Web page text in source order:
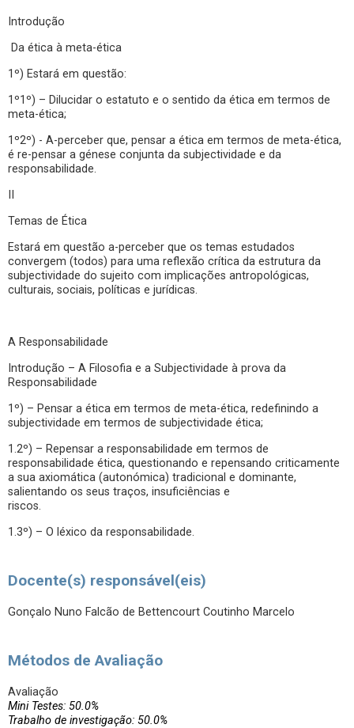
Introdução
Da ética à meta-ética
1º) Estará em questão:
1º1º) – Dilucidar o estatuto e o sentido da ética em termos de
meta-ética;
1º2º) - A-perceber que, pensar a ética em termos de meta-ética,
é re-pensar a génese conjunta da subjectividade e da
responsabilidade.
Temas de Ética
Estará em questão a-perceber que os temas estudados
convergem (todos) para uma reflexão crítica da estrutura da
subjectividade do sujeito com implicações antropológicas,
culturais, sociais, políticas e jurídicas.
A Responsabilidade
Introdução – A Filosofia e a Subjectividade à prova da
Responsabilidade
1º) – Pensar a ética em termos de meta-ética, redefinindo a
subjectividade em termos de subjectividade ética;
1.2º) – Repensar a responsabilidade em termos de
responsabilidade ética, questionando e repensando criticamente
a sua axiomática (autonómica) tradicional e dominante,
salientando os seus traços, insuficiências e
riscos.
1.3º) – O léxico da responsabilidade.
Docente(s) responsável(eis)
Gonçalo Nuno Falcão de Bettencourt Coutinho Marcelo
Métodos de Avaliação
Avaliação
Mini Testes: 50.0%
Trabalho de investigação: 50.0%